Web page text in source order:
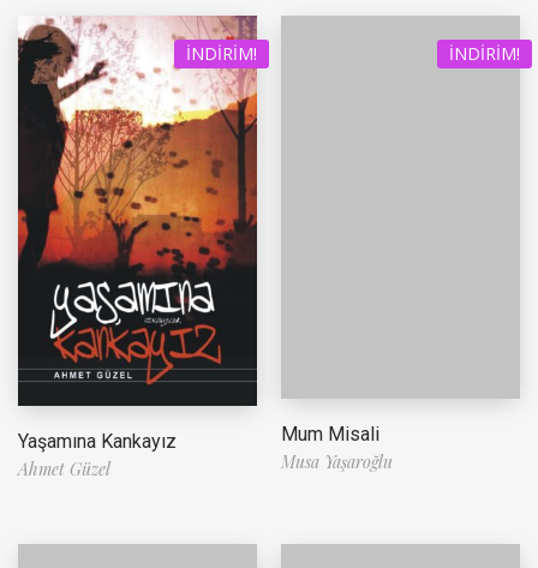
İNDIRIM!
Yaşamına Kankayız
Ahmet Güzel
İNDIRIM!
Mum Misali
Musa Yaşaroğlu